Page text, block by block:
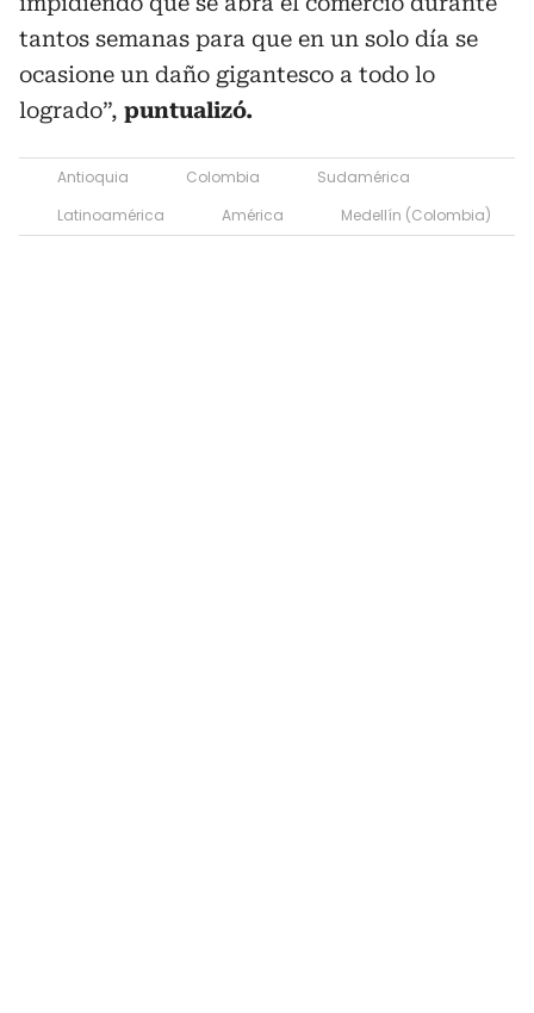
tantos semanas para que en un solo día se
ocasione un daño gigantesco a todo lo
logrado”, puntualizó.
Antioquia Colombia
Sudamérica
Latinoamérica
América Medellín (Colombia)